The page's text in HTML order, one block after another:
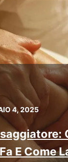
4, 2025
E Come